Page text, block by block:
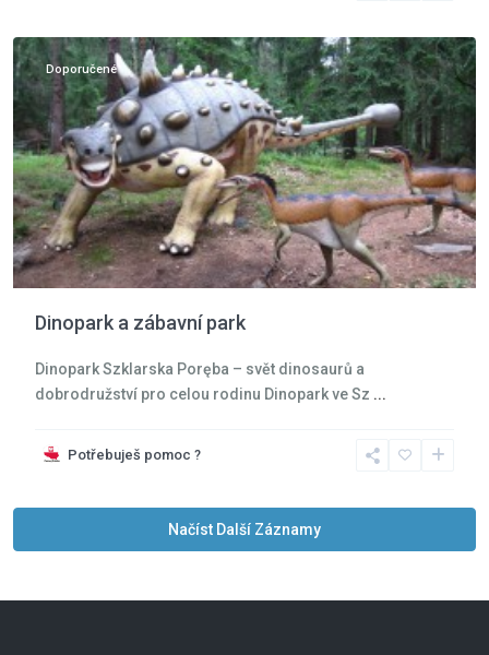
Doporučené
Dinopark a zábavní park
Dinopark Szklarska Poręba – svět dinosaurů a
dobrodružství pro celou rodinu Dinopark ve Sz ...
Potřebuješ pomoc ?
Načíst Další Záznamy